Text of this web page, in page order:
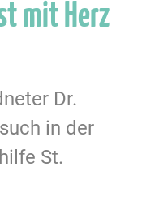
mit Herz
Dr.
in der
St.